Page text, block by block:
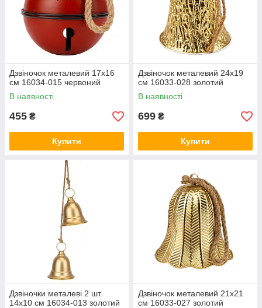
Дзвіночок металевий 17х16
см 16034-015 червоний
В наявності
455 ₴
Купити
Дзвіночок металевий 24х19
см 16033-028 золотий
В наявності
699 ₴
Купити
Дзвіночки металеві 2 шт.
14х10 см 16034-013 золотий
Дзвіночок металевий 21х21
см 16033-027 золотий